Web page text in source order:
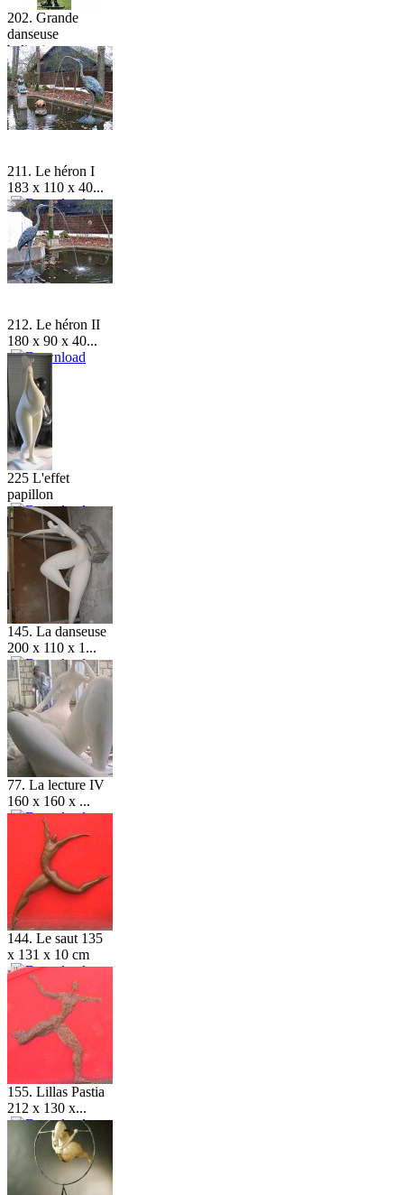
202. Grande
danseuse
balinaise...
211. Le héron I
183 x 110 x 40...
212. Le héron II
180 x 90 x 40...
225 L'effet
papillon
145. La danseuse
200 x 110 x 1...
77. La lecture IV
160 x 160 x ...
144. Le saut 135
x 131 x 10 cm
155. Lillas Pastia
212 x 130 x...